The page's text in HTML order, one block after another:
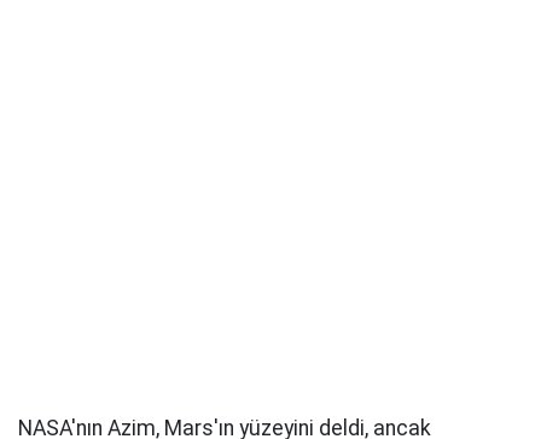
NASA'nın Azim, Mars'ın yüzeyini deldi, ancak